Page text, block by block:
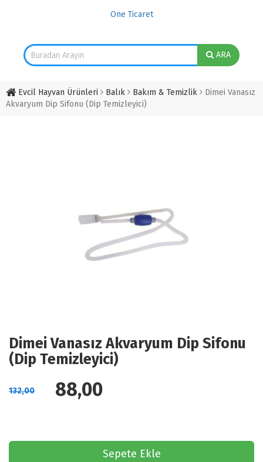
One Ticaret
ARA
Evcil Hayvan Ürünleri Balık Bakım & Temizlik
Dimei Vanasız
Akvaryum Dip Sifonu (Dip Temizleyici)
Dimei Vanasız Akvaryum Dip Sifonu
(Dip Temizleyici)
132,00 88,00
Sepete Ekle